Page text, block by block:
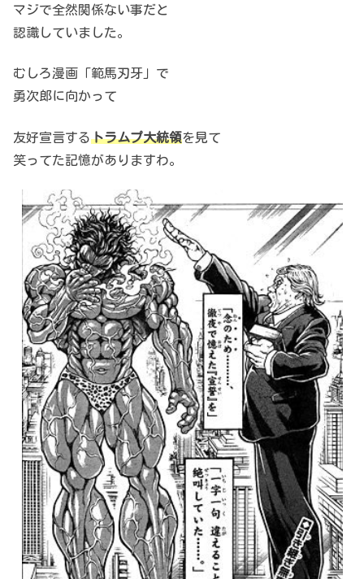
マジで全然関係ない事だと
認識していました。
むしろ漫画「範馬刃牙」で
勇次郎に向かって
友好宣言するトラムプ大統領を見て
笑ってた記憶がありますわ。